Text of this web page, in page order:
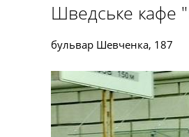
Шведське кафе
бульвар Шевченка, 187